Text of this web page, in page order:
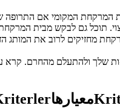
המרקחת המקומי אם
תוכל גם לבקש מבית המרקחת
معیارها